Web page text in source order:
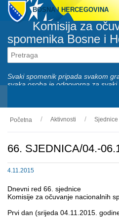
BOSNA I HERCEGOVINA
Komisija za
spomenika Bosne i
Svaki spomenik pripada svakom
svaka osoba je odgovorna za
O nama
Aktivnosti
Nacionalni spomenici
Servisi
Početna Aktivnosti Sjednice
66. SJEDNICA/04.-
4.11.2015
Dnevni red 66. sjednice
Komisije za očuvanje nacionalnih
Prvi dan (srijeda 04.11.2015.